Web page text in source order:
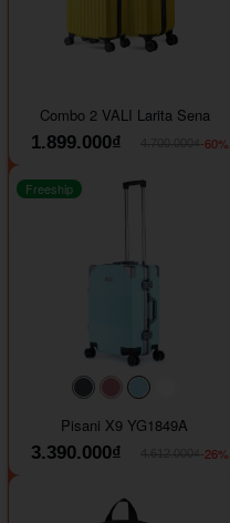
Combo 2 VALI Larita Sena
1.899.000₫
-60%
#40454a#b76e79
Freeship
Pisani X9 YG1849A
3.390.000₫
-26%